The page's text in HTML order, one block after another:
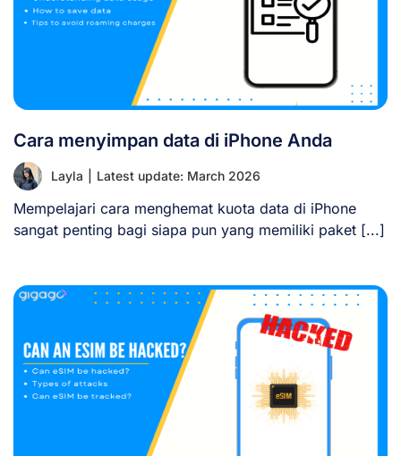
Cara menyimpan data di iPhone Anda
Layla Latest update: March 2026
Mempelajari cara menghemat kuota data di iPhone
sangat penting bagi siapa pun yang memiliki paket [...]